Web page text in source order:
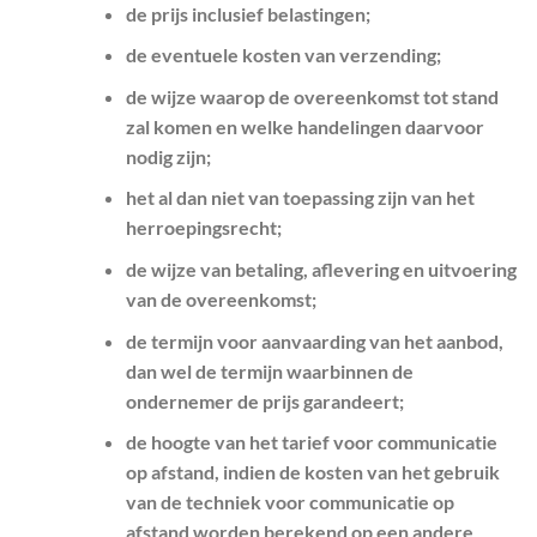
de prijs inclusief belastingen;
de eventuele kosten van verzending;
de wijze waarop de overeenkomst tot stand
zal komen en welke handelingen daarvoor
nodig zijn;
het al dan niet van toepassing zijn van het
herroepingsrecht;
de wijze van betaling, aflevering en uitvoering
van de overeenkomst;
de termijn voor aanvaarding van het aanbod,
dan wel de termijn waarbinnen de
ondernemer de prijs garandeert;
de hoogte van het tarief voor communicatie
op afstand, indien de kosten van het gebruik
van de techniek voor communicatie op
afstand worden berekend op een andere